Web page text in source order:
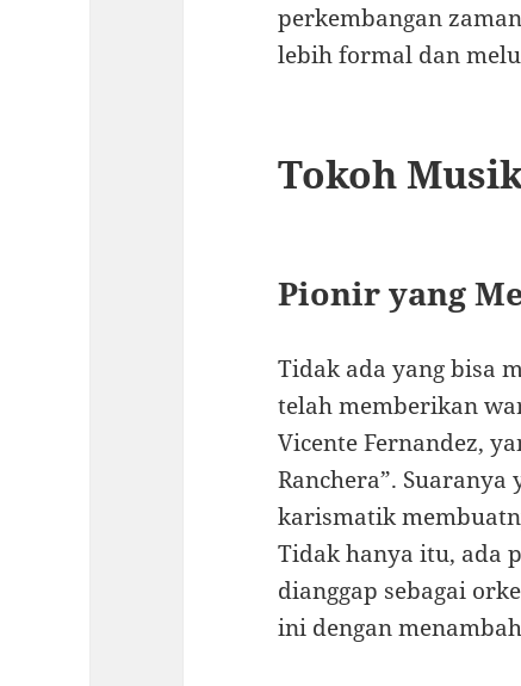
perkembangan
lebih formal dan
Tokoh
Pionir yang
Tidak ada yang bisa
telah memberikan
Vicente Fernandez,
Ranchera”.
karismatik
Tidak hanya itu, ada
dianggap sebagai
ini dengan